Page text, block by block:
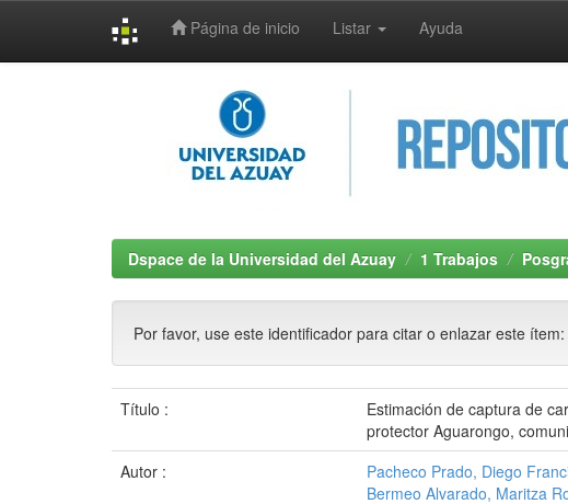
Página de inicio Listar Ayuda
Dspace de la Universidad del Azuay 1 Trabajos
Por favor, use este identificador para citar o enlazar este ítem:
Título :
Estimación de captura de
protector Aguarongo,
Autor :
Pacheco Prado, Diego
Bermeo Alvarado, Maritza